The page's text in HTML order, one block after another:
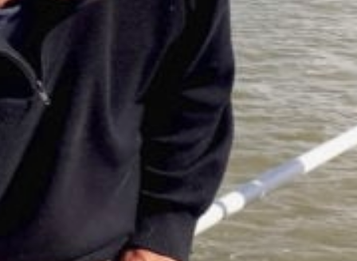
Home
Geurt Busser
Contact
Geurt Busser vertelt verhalen bij zijn aquarellen - Idee, opname en montage: Bart
van Broekhoven - Website: Zebra Hosting